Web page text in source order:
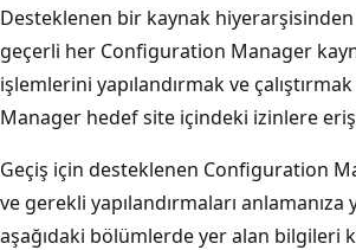
Desteklenen bir kaynak
geçerli her Configuration Manager
işlemlerini yapılandırmak ve
Manager hedef site içindeki izinlere
Geçiş için desteklenen Configuration
ve gerekli yapılandırmaları anlamanıza
aşağıdaki bölümlerde yer alan bilgileri